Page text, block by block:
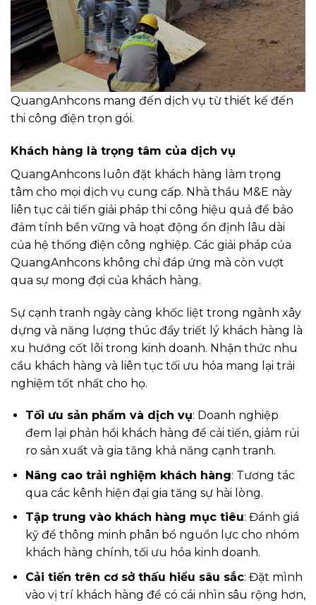
QuangAnhcons mang đến dịch vụ từ thiết kế đến
thi công điện trọn gói.
Khách hàng là trọng tâm của dịch vụ
QuangAnhcons luôn đặt khách hàng làm trọng
tâm cho mọi dịch vụ cung cấp. Nhà thầu M&E này
liên tục cải tiến giải pháp thi công hiệu quả để bảo
đảm tính bền vững và hoạt động ổn định lâu dài
của hệ thống điện công nghiệp. Các giải pháp của
QuangAnhcons không chỉ đáp ứng mà còn vượt
qua sự mong đợi của khách hàng.
Sự cạnh tranh ngày càng khốc liệt trong ngành xây
dựng và năng lượng thúc đẩy triết lý khách hàng là
xu hướng cốt lõi trong kinh doanh. Nhận thức nhu
cầu khách hàng và liên tục tối ưu hóa mang lại trải
nghiệm tốt nhất cho họ.
Tối ưu sản phẩm và dịch vụ: Doanh nghiệp
đem lại phản hồi khách hàng để cải tiến, giảm rủi
ro sản xuất và gia tăng khả năng cạnh tranh.
Nâng cao trải nghiệm khách hàng: Tương tác
qua các kênh hiện đại gia tăng sự hài lòng.
Tập trung vào khách hàng mục tiêu: Đánh giá
kỹ để thông minh phân bổ nguồn lực cho nhóm
khách hàng chính, tối ưu hóa kinh doanh.
Cải tiến trên cơ sở thấu hiểu sâu sắc: Đặt mình
vào vị trí khách hàng để có cái nhìn sâu rộng hơn,